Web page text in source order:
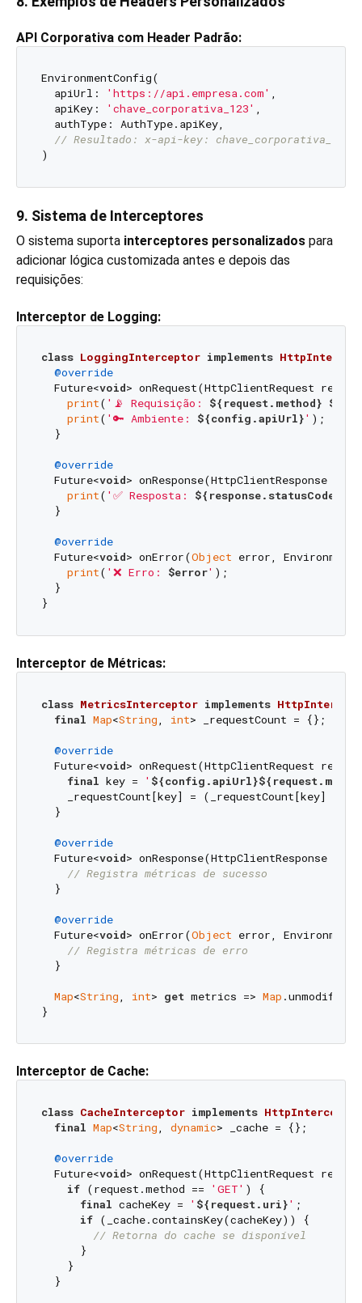
API Corporativa com Header Padrão:
EnvironmentConfig(
  apiUrl:
'https://api.empresa.com' ,
  apiKey:
'chave_corporativa_123' ,
  authType: AuthType.apiKey,
// Resultado: x-api-key: chave_corporativa_123
9. Sistema de Interceptores
O sistema suporta interceptores personalizados para
adicionar lógica customizada antes e depois das
requisições:
Interceptor de Logging:
class LoggingInterceptor implements
@override
  Future<
void> onRequest(HttpClientRequest
print( '📡 Requisição: ${request.method}
print( '🔑 Ambiente: ${config.apiUrl}' );
  }
@override
  Future<
void> onResponse(HttpClientResponse
print( '✅ Resposta: ${response.statusCode}
  }
@override
  Future<
void> onError(Object error,
print( '❌ Erro: $error' );
  }
Interceptor de Métricas:
class MetricsInterceptor implements
final Map<String, int> _requestCount = {};
@override
  Future<
void> onRequest(HttpClientRequest
final key = ' ${config.apiUrl}
    _requestCount[key] = (_requestCount[key] ??
  }
@override
  Future<
void> onResponse(HttpClientResponse
// Registra métricas de sucesso
  }
@override
  Future<
void> onError(Object error,
// Registra métricas de erro
  }
Map<String, int> get metrics => Map
Interceptor de Cache:
class CacheInterceptor implements HttpInterceptor
final Map<String, dynamic> _cache = {};
@override
  Future<
void> onRequest(HttpClientRequest
if (request.method == 'GET' ) {
final cacheKey = ' ${request.uri}' ;
if (_cache.containsKey(cacheKey)) {
// Retorna do cache se disponível
      }
    }
  }